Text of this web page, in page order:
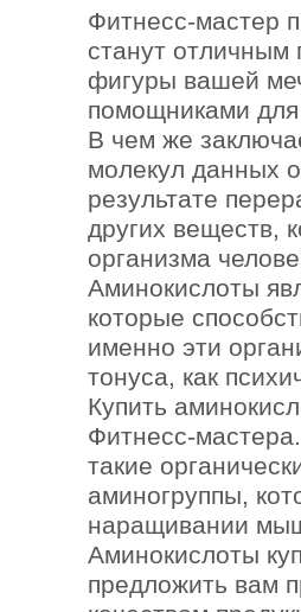
Фитнесс-мастер
станут отличным
фигуры вашей
помощниками
В чем же
молекул данных
результате
других веществ,
организма
Аминокислоты
которые
именно эти
тонуса, как
Купить
Фитнесс-
такие
аминогруппы,
наращивании
Аминокислоты
предложить вам